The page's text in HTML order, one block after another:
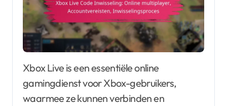
Xbox Live is een essentiële online
gamingdienst voor Xbox-gebruikers,
waarmee ze kunnen verbinden en